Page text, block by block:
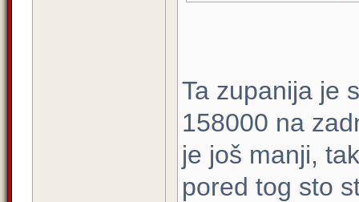
Ta zupanija je
158000 na
je još manji,
pored tog sto